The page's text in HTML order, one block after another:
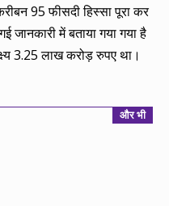
95 फीसदी हिस्सा पूरा कर
जानकारी में बताया गया गया है
3.25 लाख करोड़ रुपए था।
और भी